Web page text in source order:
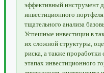
эффективный инструмент
инвестиционного
тщательного анализа
Успешные инвестиции в
их сложной структуры,
риска, а также проработки
этапах инвестиционного